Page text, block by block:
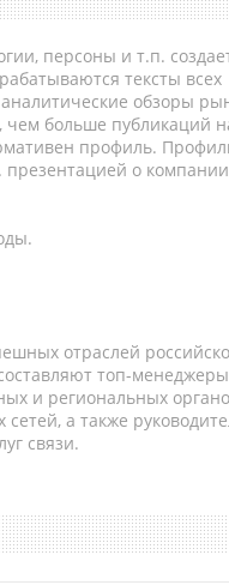
персоны и т.п.
тексты всех
аналитические обзоры
чем больше публикаций
профиль.
о
отраслей
топ-
и региональных
а также
связи.